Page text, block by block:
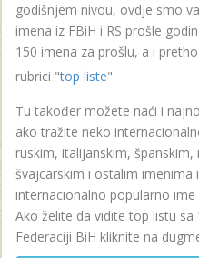
godišnjem nivou, ovdje smo
imena iz FBiH i RS prošle
150 imena za prošlu, a i
rubrici "top liste"
Tu također možete naći i
ako tražite neko
ruskim, italijanskim,
švajcarskim i ostalim imenima
internacionalno popularno ime
Ako želite da vidite top listu
Federaciji BiH kliknite na